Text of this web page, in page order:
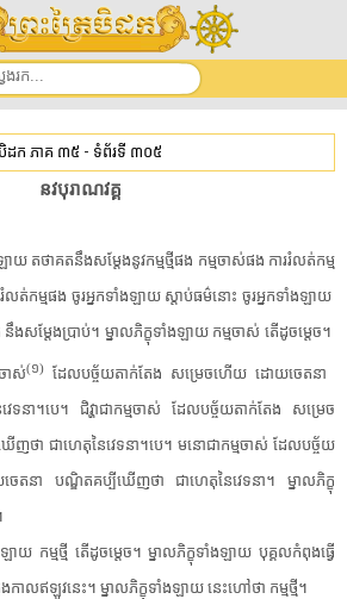
ដក ភាគ ៣៥ - ទំព័រទី ៣០៥
នវ​បុរាណ​វគ្គ​
យ​ ​តថាគត​នឹង​សម្តែង​នូវ​កម្ម​ថ្មី​ផង​ ​កម្ម​ចាស់​ផង​ ​ការ​រំលត់​កម្ម​
ត់​កម្ម​ផង​ ​ចូរ​អ្នក​ទាំងឡាយ​ ​ស្តាប់ធម៌​នោះ​ ​ចូរ​អ្នក​ទាំងឡាយ​
ង​សម្តែង​ប្រាប់​។​ ​ម្នាល​ភិក្ខុ​ទាំងឡាយ​ ​កម្ម​ចាស់​ ​តើ​ដូចម្តេច​។​
ាស់​(​១​)​ ​ដែល​បច្ច័យ​តាក់តែង​ ​សម្រេច​ហើយ​ ​ដោយចេតនា​ ​
ទនា​។​បេ​។​ ​ជិវ្ហា​ជា​កម្ម​ចាស់​ ​ដែល​បច្ច័យ​តាក់តែង​ ​សម្រេច​
ថា​ ​ជាហេតុ​នៃ​វេទនា​។​បេ​។​ ​មនោ​ជា​កម្ម​ចាស់​ ​ដែល​បច្ច័យ​
នា​ ​បណ្ឌិត​គប្បី​ឃើញថា​ ​ជាហេតុ​នៃ​វេទនា​។​ ​ម្នាល​ភិក្ខុ​
យ​ ​កម្ម​ថ្មី​ ​តើ​ដូចម្តេច​។​ ​ម្នាល​ភិក្ខុ​ទាំងឡាយ​ ​បុគ្គល​កំពុង​ធ្វើ
ាល​ឥឡូវនេះ​។​ ​ម្នាល​ភិក្ខុ​ទាំងឡាយ​ ​នេះ​ហៅថា​ ​កម្ម​ថ្មី​។​